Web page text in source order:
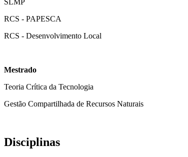
SLMP
RCS - PAPESCA
RCS - Desenvolvimento Local
Mestrado
Teoria Crítica da Tecnologia
Gestão Compartilhada de Recursos Naturais
Disciplinas